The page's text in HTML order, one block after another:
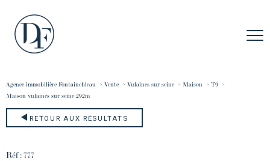
Agence immobilière Fontainebleau Vente Vulaines sur seine Maison
T9
maison vulaines sur seine 292m
RETOUR AUX RÉSULTATS
Réf : 777